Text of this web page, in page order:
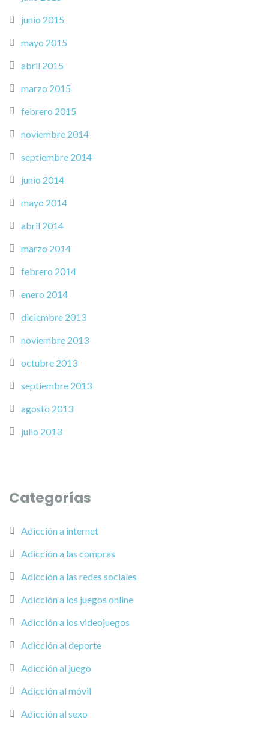
junio 2015
mayo 2015
abril 2015
marzo 2015
febrero 2015
noviembre 2014
septiembre 2014
junio 2014
mayo 2014
abril 2014
marzo 2014
febrero 2014
enero 2014
diciembre 2013
noviembre 2013
octubre 2013
septiembre 2013
agosto 2013
julio 2013
Categorías
Adicción a internet
Adicción a las compras
Adicción a las redes sociales
Adicción a los juegos online
Adicción a los videojuegos
Adicción al deporte
Adicción al juego
Adicción al móvil
Adicción al sexo